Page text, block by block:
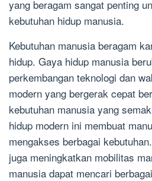
yang beragam sangat penting
kebutuhan hidup manusia.
Kebutuhan manusia beragam
hidup. Gaya hidup manusia
perkembangan teknologi dan
modern yang bergerak cepat
kebutuhan manusia yang
hidup modern ini membuat
mengakses berbagai
juga meningkatkan mobilitas
manusia dapat mencari